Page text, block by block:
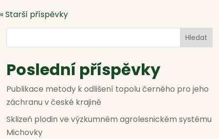
« Starší příspěvky
Hledat
Poslední příspěvky
Publikace metody k odlišení topolu černého pro jeho
záchranu v české krajině
Sklizeň plodin ve výzkumném agrolesnickém systému
Michovky